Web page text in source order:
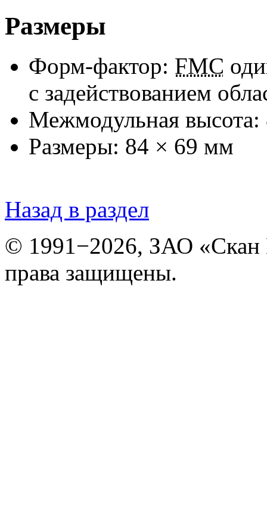
Размеры
Форм-фактор: FMC
c задействованием
Межмодульная
Размеры: 84 × 69 мм
Назад в раздел
© 1991−2026, ЗАО «Скан
права защищены.